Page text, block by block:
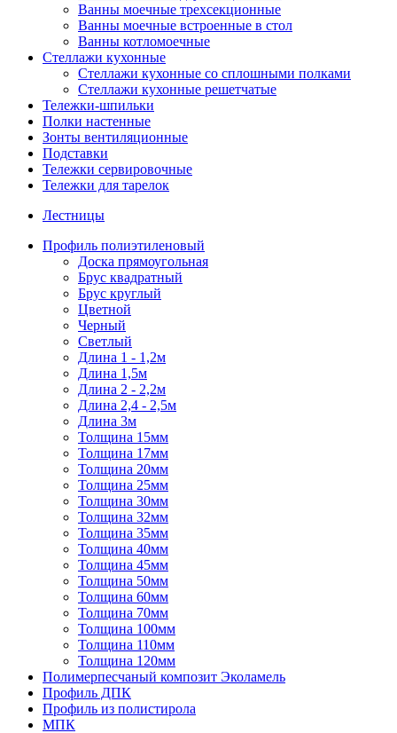
Ванны моечные трехсекционные
Ванны моечные встроенные в стол
Ванны котломоечные
Стеллажи кухонные
Стеллажи кухонные со сплошными полками
Стеллажи кухонные решетчатые
Тележки-шпильки
Полки настенные
Зонты вентиляционные
Подставки
Тележки сервировочные
Тележки для тарелок
Лестницы
Профиль полиэтиленовый
Доска прямоугольная
Брус квадратный
Брус круглый
Цветной
Черный
Светлый
Длина 1 - 1,2м
Длина 1,5м
Длина 2 - 2,2м
Длина 2,4 - 2,5м
Длина 3м
Толщина 15мм
Толщина 17мм
Толщина 20мм
Толщина 25мм
Толщина 30мм
Толщина 32мм
Толщина 35мм
Толщина 40мм
Толщина 45мм
Толщина 50мм
Толщина 60мм
Толщина 70мм
Толщина 100мм
Толщина 110мм
Толщина 120мм
Полимерпесчаный композит Эколамель
Профиль ДПК
Профиль из полистирола
МПК